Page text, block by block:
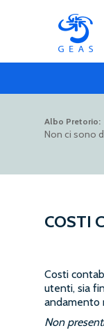
SERVIZI
UTILITY
Albo Pretorio:
Non ci sono
COSTI
Costi
utenti, sia
andamento
Non